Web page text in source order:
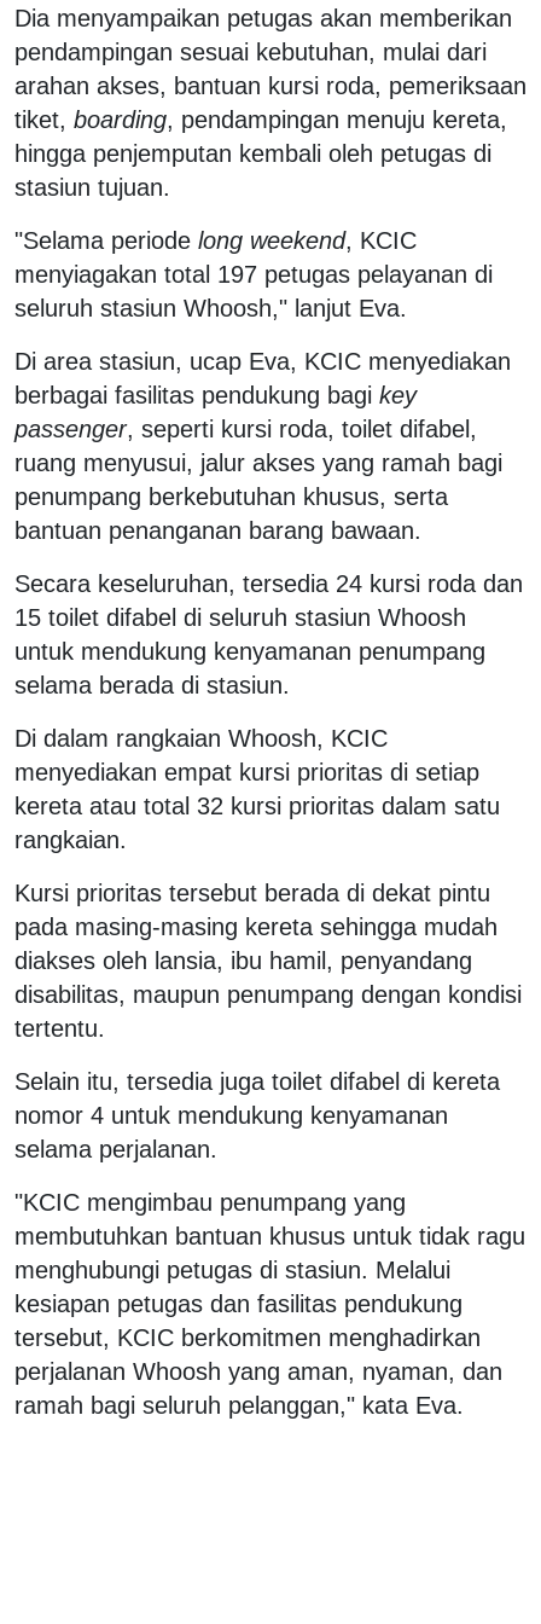
Dia menyampaikan petugas akan memberikan
pendampingan sesuai kebutuhan, mulai dari
arahan akses, bantuan kursi roda, pemeriksaan
tiket, boarding, pendampingan menuju kereta,
hingga penjemputan kembali oleh petugas di
stasiun tujuan.
"Selama periode long weekend, KCIC
menyiagakan total 197 petugas pelayanan di
seluruh stasiun Whoosh," lanjut Eva.
Di area stasiun, ucap Eva, KCIC menyediakan
berbagai fasilitas pendukung bagi key
passenger, seperti kursi roda, toilet difabel,
ruang menyusui, jalur akses yang ramah bagi
penumpang berkebutuhan khusus, serta
bantuan penanganan barang bawaan.
Secara keseluruhan, tersedia 24 kursi roda dan
15 toilet difabel di seluruh stasiun Whoosh
untuk mendukung kenyamanan penumpang
selama berada di stasiun.
Di dalam rangkaian Whoosh, KCIC
menyediakan empat kursi prioritas di setiap
kereta atau total 32 kursi prioritas dalam satu
rangkaian.
Kursi prioritas tersebut berada di dekat pintu
pada masing-masing kereta sehingga mudah
diakses oleh lansia, ibu hamil, penyandang
disabilitas, maupun penumpang dengan kondisi
tertentu.
Selain itu, tersedia juga toilet difabel di kereta
nomor 4 untuk mendukung kenyamanan
selama perjalanan.
"KCIC mengimbau penumpang yang
membutuhkan bantuan khusus untuk tidak ragu
menghubungi petugas di stasiun. Melalui
kesiapan petugas dan fasilitas pendukung
tersebut, KCIC berkomitmen menghadirkan
perjalanan Whoosh yang aman, nyaman, dan
ramah bagi seluruh pelanggan," kata Eva.